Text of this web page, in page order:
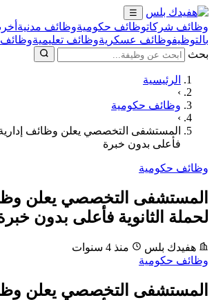
☰
وظائف شركاتوظائف حكوميةوظائف مدنية
بالتوظيفوظائف عسكريةوظائف تعليمية
بحث
الرئيسية
›
وظائف حكومية
›
المستشفى التخصصي يعلن وظائف إدارية
فأعلى بدون خبرة
وظائف حكومية
المستشفى التخصصي يعلن
لحملة الثانوية فأعلى بدون
هفيدك بلس
منذ 4 سنوات
وظائف حكومية
المستشفى التخصصي يعلن